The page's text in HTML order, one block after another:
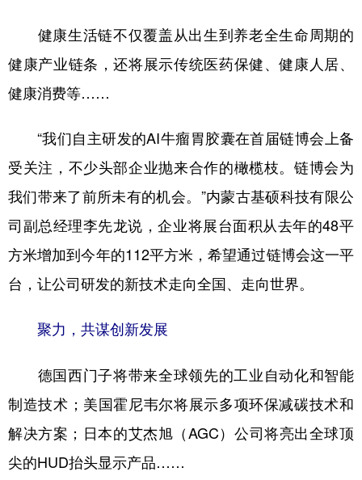
健康生活链不仅覆盖从出生到养老全生命周期的
健康产业链条，还将展示传统医药保健、健康人居、
健康消费等……
“我们自主研发的AI牛瘤胃胶囊在首届链博会上备
受关注，不少头部企业抛来合作的橄榄枝。链博会为
我们带来了前所未有的机会。”内蒙古基硕科技有限公
司副总经理李先龙说，企业将展台面积从去年的48平
方米增加到今年的112平方米，希望通过链博会这一平
台，让公司研发的新技术走向全国、走向世界。
聚力，共谋创新发展
德国西门子将带来全球领先的工业自动化和智能
制造技术；美国霍尼韦尔将展示多项环保减碳技术和
解决方案；日本的艾杰旭（AGC）公司将亮出全球顶
尖的HUD抬头显示产品……